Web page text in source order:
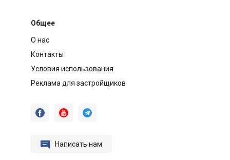
Общее
О нас
Контакты
Условия использования
Реклама для застройщиков
  
 Написать нам